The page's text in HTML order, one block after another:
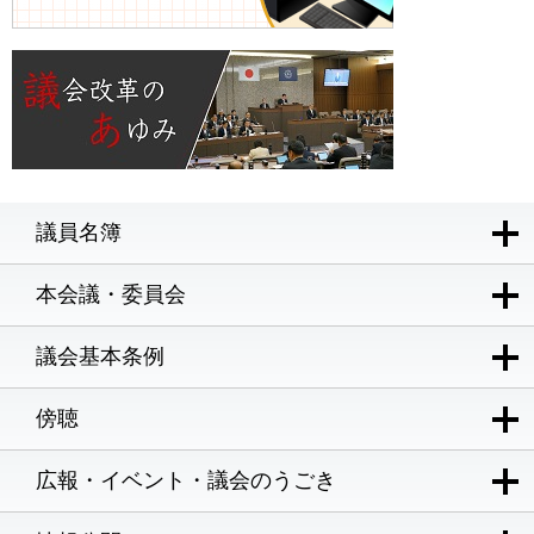
議員名簿
本会議・委員会
議会基本条例
傍聴
広報・イベント・議会のうごき